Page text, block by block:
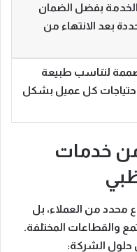
الخدمة بفضل الضمان
بعد الانتهاء من
لتناسب طبيعة
واحتياجات كل عميل بشكل
خدمات
محدد من العملاء، بل
والقطاعات المختلفة.
حلول الشركة: